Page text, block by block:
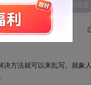
方法就可以来乱写。就象人